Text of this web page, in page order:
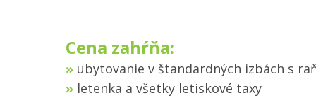
Cena zahŕňa:
» ubytovanie v štandardných izbách s
» letenka a všetky letiskové taxy